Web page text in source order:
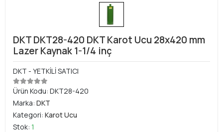
DKT DKT28-420 DKT Karot Ucu 28x420 mm
Lazer Kaynak 1-1/4 inç
DKT - YETKİLİ SATICI
Ürün Kodu: DKT28-420
Marka: DKT
Kategori: Karot Ucu
Stok: 1